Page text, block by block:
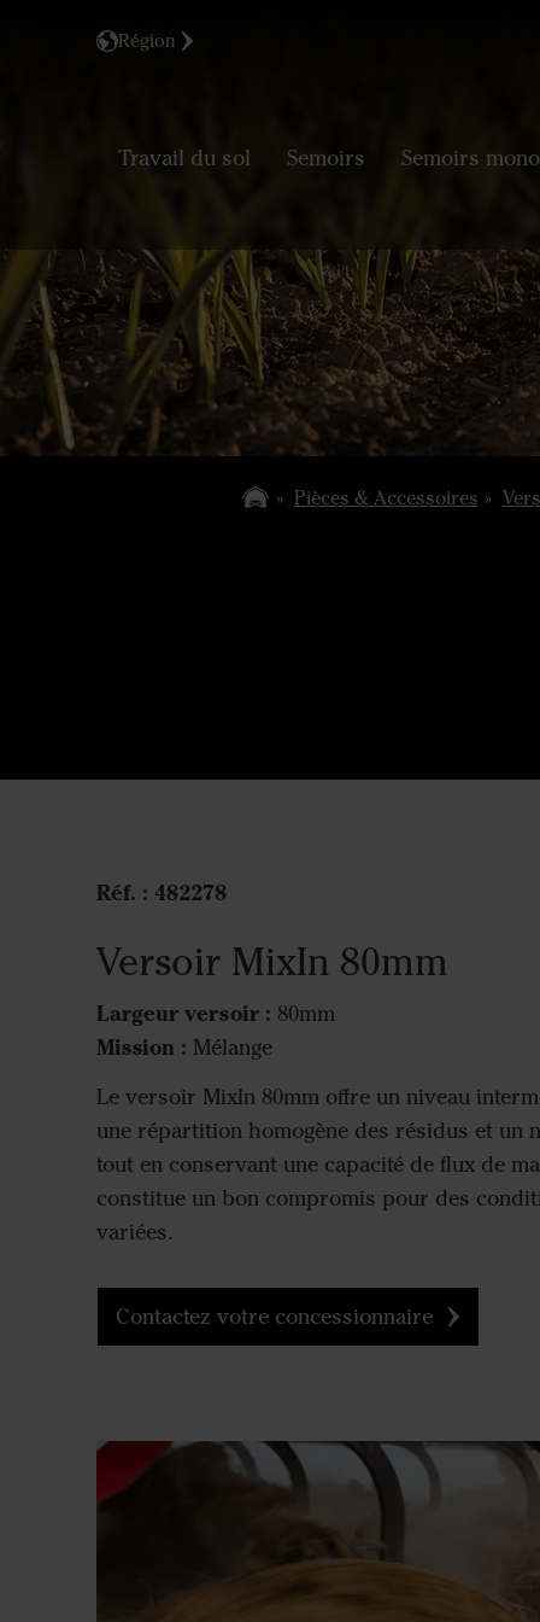
Région
Travail du sol Semoirs Semoirs
Pièces & Accessoires
Réf. : 482278
Versoir MixIn 80mm
Largeur versoir : 80mm
Mission : Mélange
Le versoir MixIn 80mm offre un niveau
une répartition homogène des résidus et un
tout en conservant une capacité de flux de
constitue un bon compromis pour des
variées.
Contactez votre concessionnaire